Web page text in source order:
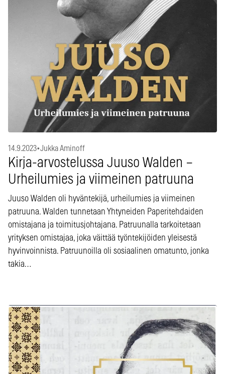
14.9.2023•Jukka Aminoff
Kirja-arvostelussa Juuso Walden –
Urheilumies ja viimeinen patruuna
Juuso Walden oli hyväntekijä, urheilumies ja viimeinen
patruuna. Walden tunnetaan Yhtyneiden Paperitehdaiden
omistajana ja toimitusjohtajana. Patruunalla tarkoitetaan
yrityksen omistajaa, joka väittää työntekijöiden yleisestä
hyvinvoinnista. Patruunoilla oli sosiaalinen omatunto, jonka
takia…